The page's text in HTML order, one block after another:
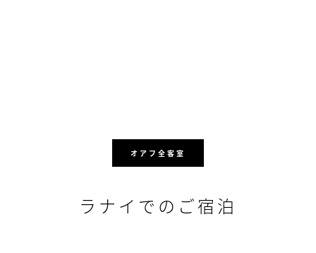
オアフ全客室
ラナイでのご宿泊